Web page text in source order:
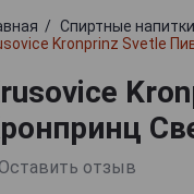
Спиртные напитки
Kronprinz Svetle
отзыв